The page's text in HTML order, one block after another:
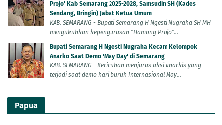
Projo' Kab Semarang 2025-2028, Samsudin SH (Kades
Sendang, Bringin) Jabat Ketua Umum
KAB. SEMARANG - Bupati Semarang H Ngesti Nugraha SH MH
mengukuhkan kepengurusan "Hamong Projo"...
Bupati Semarang H Ngesti Nugraha Kecam Kelompok
Anarko Saat Demo 'May Day' di Semarang
KAB. SEMARANG - Kericuhan menjurus aksi anarkis yang
terjadi saat demo hari buruh Internasional May...
Papua